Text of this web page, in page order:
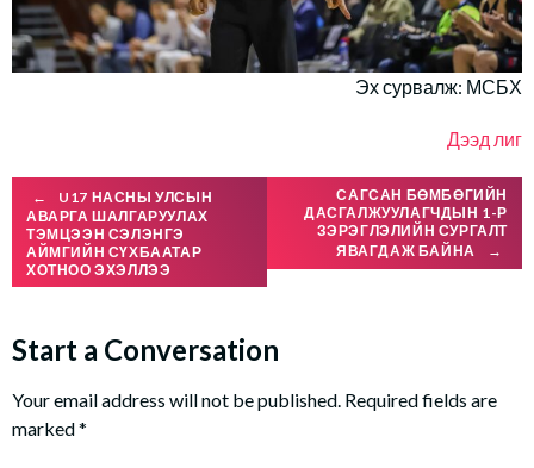
Эх сурвалж: МСБХ
Дээд лиг
Post
navigation
←
U17 НАСНЫ УЛСЫН
АВАРГА ШАЛГАРУУЛАХ
ТЭМЦЭЭН СЭЛЭНГЭ
АЙМГИЙН СҮХБААТАР
ХОТНОО ЭХЭЛЛЭЭ
САГСАН БӨМБӨГИЙН
ДАСГАЛЖУУЛАГЧДЫН 1-Р
ЗЭРЭГЛЭЛИЙН СУРГАЛТ
ЯВАГДАЖ БАЙНА
→
Start a Conversation
Your email address will not be published. Required fields are
marked*